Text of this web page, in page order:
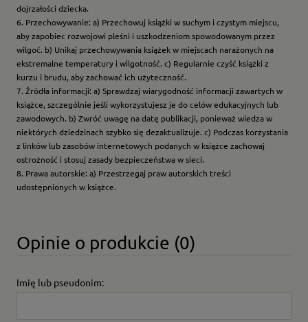
dojrzałości dziecka.
6. Przechowywanie: a) Przechowuj książki w suchym i czystym miejscu,
aby zapobiec rozwojowi pleśni i uszkodzeniom spowodowanym przez
wilgoć. b) Unikaj przechowywania książek w miejscach narażonych na
ekstremalne temperatury i wilgotność. c) Regularnie czyść książki z
kurzu i brudu, aby zachować ich użyteczność.
7. Źródła informacji: a) Sprawdzaj wiarygodność informacji zawartych w
książce, szczególnie jeśli wykorzystujesz je do celów edukacyjnych lub
zawodowych. b) Zwróć uwagę na datę publikacji, ponieważ wiedza w
niektórych dziedzinach szybko się dezaktualizuje. c) Podczas korzystania
z linków lub zasobów internetowych podanych w książce zachowaj
ostrożność i stosuj zasady bezpieczeństwa w sieci.
8. Prawa autorskie: a) Przestrzegaj praw autorskich treści
udostępnionych w książce.
Opinie o produkcie (0)
Imię lub pseudonim: